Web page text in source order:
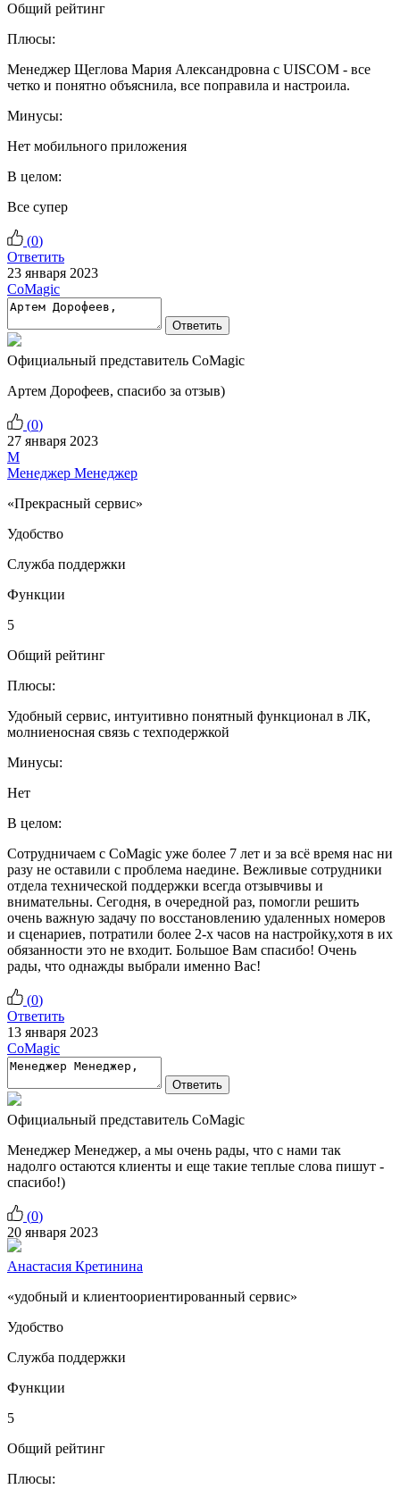
Общий рейтинг
Плюсы:
Менеджер Щеглова Мария Александровна с UISCOM - все
четко и понятно объяснила, все поправила и настроила.
Минусы:
Нет мобильного приложения
В целом:
Все супер
(0)
Ответить
23 января 2023
CoMagic
Ответить
Официальный представитель CoMagic
Артем Дорофеев, спасибо за отзыв)
(0)
27 января 2023
М
Менеджер Менеджер
«Прекрасный сервис»
Удобство
Служба поддержки
Функции
5
Общий рейтинг
Плюсы:
Удобный сервис, интуитивно понятный функционал в ЛК,
молниеносная связь с техподержкой
Минусы:
Нет
В целом:
Сотрудничаем с СoMagic уже более 7 лет и за всё время нас ни
разу не оставили с проблема наедине. Вежливые сотрудники
отдела технической поддержки всегда отзывчивы и
внимательны. Сегодня, в очередной раз, помогли решить
очень важную задачу по восстановлению удаленных номеров
и сценариев, потратили более 2-х часов на настройку,хотя в их
обязанности это не входит. Большое Вам спасибо! Очень
рады, что однажды выбрали именно Вас!
(0)
Ответить
13 января 2023
CoMagic
Ответить
Официальный представитель CoMagic
Менеджер Менеджер, а мы очень рады, что с нами так
надолго остаются клиенты и еще такие теплые слова пишут -
спасибо!)
(0)
20 января 2023
Анастасия Кретинина
«удобный и клиентоориентированный сервис»
Удобство
Служба поддержки
Функции
5
Общий рейтинг
Плюсы: